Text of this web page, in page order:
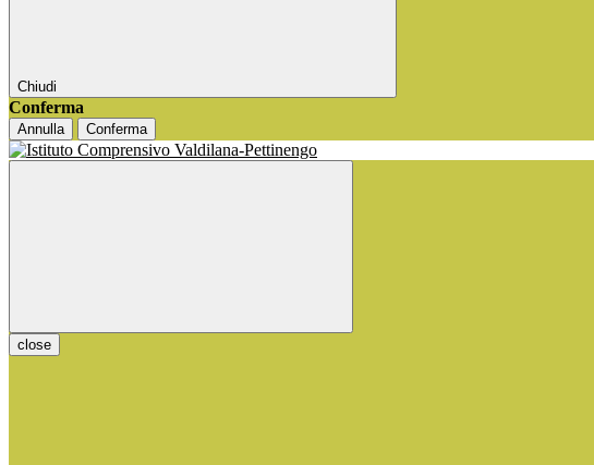
Chiudi
Conferma
Annulla Conferma
close